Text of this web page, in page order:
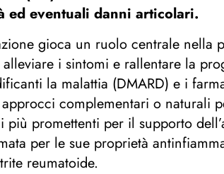
ed eventuali danni articolari.
gioca un ruolo centrale nella
i sintomi e rallentare la
la malattia (DMARD) e i
complementari o naturali
più promettenti per il supporto
per le sue proprietà
reumatoide.